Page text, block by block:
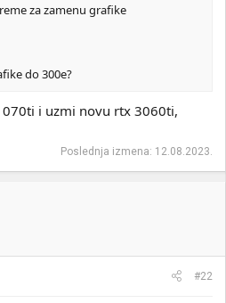
za zamenu grafike
do 300e?
i uzmi novu rtx 3060ti,
Poslednja izmena: 12.08.2023.
#22